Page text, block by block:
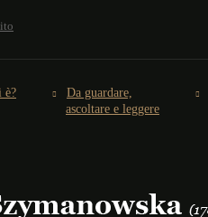
è?
Da guardare,
ascoltare e leggere